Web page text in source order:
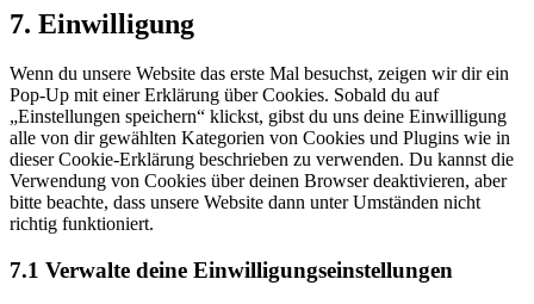
Consent
to
sonstiges
7. Einwilligung
Wenn du unsere Website das erste Mal besuchst, zeigen wir dir ein
Pop-Up mit einer Erklärung über Cookies. Sobald du auf
„Einstellungen speichern“ klickst, gibst du uns deine Einwilligung
alle von dir gewählten Kategorien von Cookies und Plugins wie in
dieser Cookie-Erklärung beschrieben zu verwenden. Du kannst die
Verwendung von Cookies über deinen Browser deaktivieren, aber
bitte beachte, dass unsere Website dann unter Umständen nicht
richtig funktioniert.
7.1 Verwalte deine Einwilligungseinstellungen